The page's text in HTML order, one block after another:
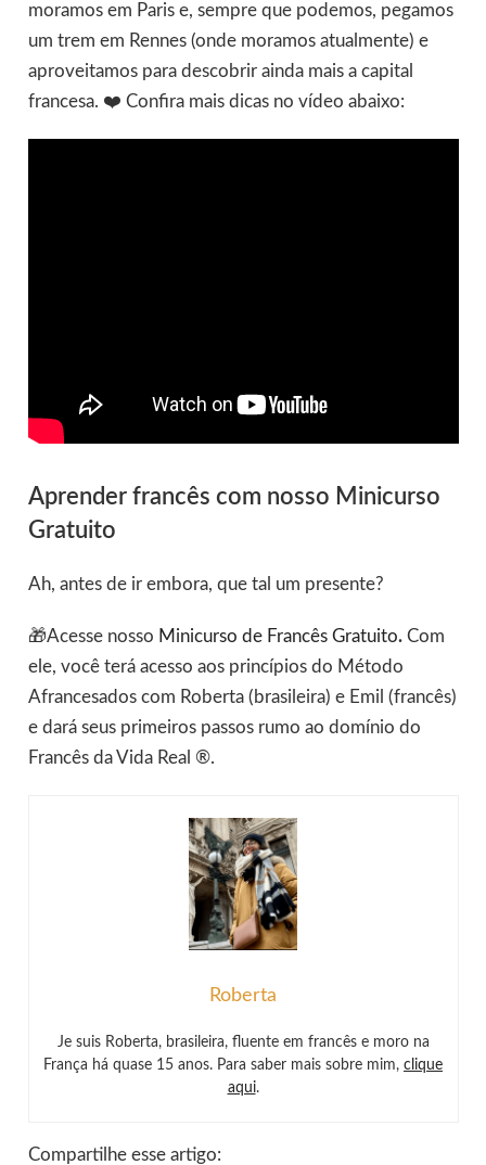
moramos em Paris e, sempre que podemos, pegamos
um trem em Rennes (onde moramos atualmente) e
aproveitamos para descobrir ainda mais a capital
francesa. ❤️ Confira mais dicas no vídeo abaixo:
Aprender francês com nosso Minicurso
Gratuito
Ah, antes de ir embora, que tal um presente?
🎁Acesse nosso Minicurso de Francês Gratuito. Com
ele, você terá acesso aos princípios do Método
Afrancesados com Roberta (brasileira) e Emil (francês)
e dará seus primeiros passos rumo ao domínio do
Francês da Vida Real ®.
Roberta
Je suis Roberta, brasileira, fluente em francês e moro na
França há quase 15 anos. Para saber mais sobre mim, clique
aqui.
Compartilhe esse artigo: